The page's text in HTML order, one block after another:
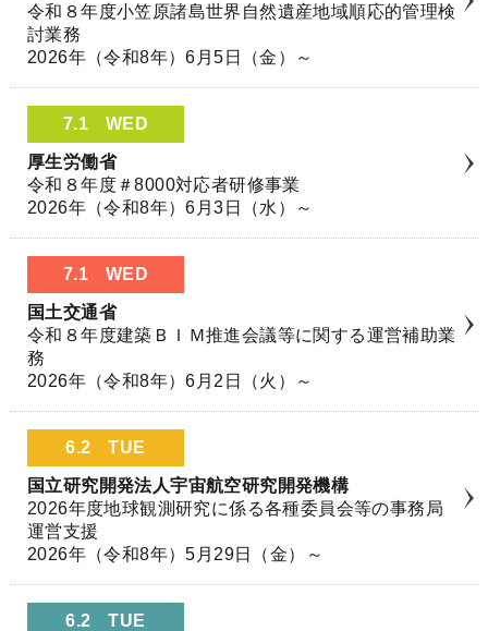
令和８年度小笠原諸島世界自然遺産地域順応的管理検
討業務
2026年（令和8年）6月5日（金）～
7.1 WED
厚生労働省
令和８年度＃8000対応者研修事業
2026年（令和8年）6月3日（水）～
7.1 WED
国土交通省
令和８年度建築ＢＩＭ推進会議等に関する運営補助業
務
2026年（令和8年）6月2日（火）～
6.2 TUE
国立研究開発法人宇宙航空研究開発機構
2026年度地球観測研究に係る各種委員会等の事務局
運営支援
2026年（令和8年）5月29日（金）～
6.2 TUE